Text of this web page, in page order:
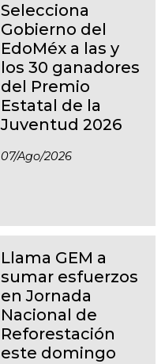
Selecciona
Gobierno del
EdoMéx a las y
los 30 ganadores
del Premio
Estatal de la
Juventud 2026
07/ago/2026
Llama GEM a
sumar esfuerzos
en Jornada
Nacional de
Reforestación
este domingo